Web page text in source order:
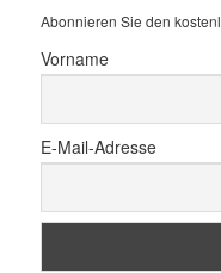
n
Abonnieren Sie den
Vorname
E-Mail-Adresse